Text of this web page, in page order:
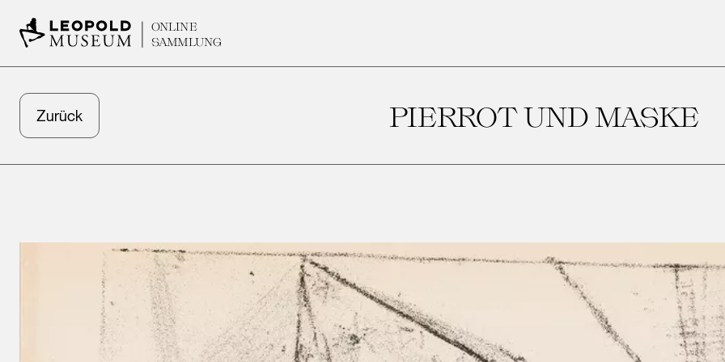
ONLINE
SAMMLUNG
Zurück PIERROT UND MASKE